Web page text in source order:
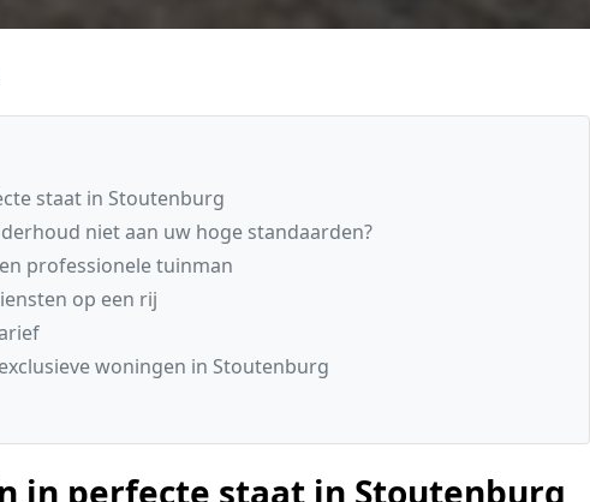
staat in Stoutenburg
niet aan uw hoge standaarden?
professionele tuinman
op een rij
woningen in Stoutenburg
in perfecte staat in Stoutenburg